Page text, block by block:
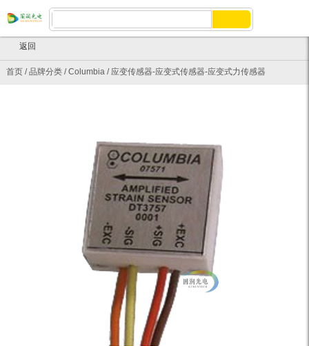
首页/品牌分类/Columbia/ 应变传感器-应变式传感器-应变式力传感器
返回